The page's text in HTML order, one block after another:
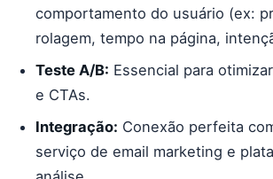
comportamento do usuário (ex:
rolagem, tempo na página,
Teste A/B: Essencial para
e CTAs.
Integração: Conexão perfeita
serviço de email marketing e